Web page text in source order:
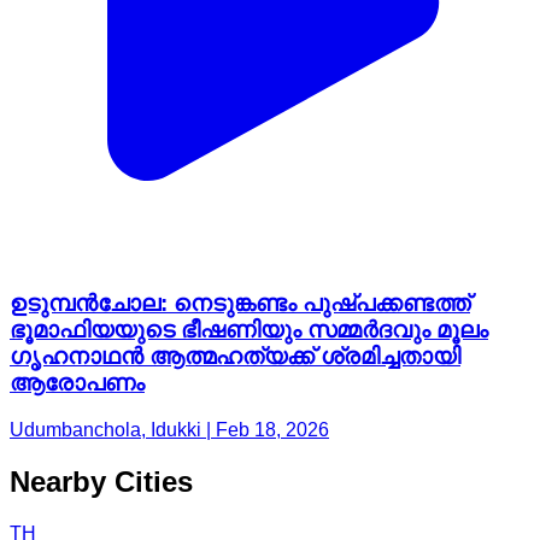
ഉടുമ്പൻചോല: നെടുങ്കണ്ടം പുഷ്പക്കണ്ടത്ത്
ഭൂമാഫിയയുടെ ഭീഷണിയും സമ്മർദവും മൂലം
ഗൃഹനാഥൻ ആത്മഹത്യക്ക് ശ്രമിച്ചതായി
ആരോപണം
Udumbanchola, Idukki | Feb 18, 2026
Nearby Cities
TH